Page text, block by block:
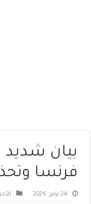
بيان شديد
فرنسا
24 يناير، 2026